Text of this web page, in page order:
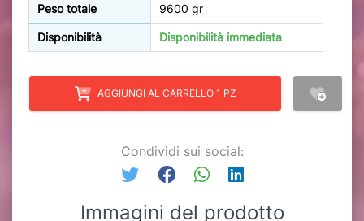
Peso totale 9600 gr
Disponibilità Disponibilità immediata
AGGIUNGI AL CARRELLO 1 PZ
Condividi sui social:
Immagini del prodotto